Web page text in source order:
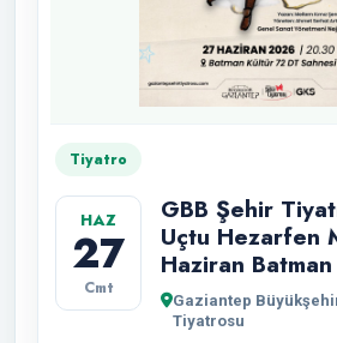
Tiyatro
HAZ
27
Cmt
GBB Şehir
Uçtu Hezarfen
Haziran
Sahnesinde.
Gaziantep
Tiyatrosu